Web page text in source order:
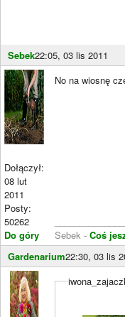
Sebek22:05, 03 lis 2011
Dołączył:
08 lut
2011
Posty:
50262
Do góry
No na wiosnę
Sebek - Coś
Gardenarium22:30, 03 lis